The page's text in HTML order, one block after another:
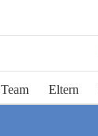
Team Eltern